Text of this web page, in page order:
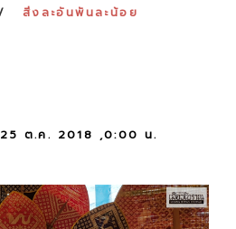
สิ่งละอันพันละน้อย
25 ต.ค. 2018 ,0:00 น.